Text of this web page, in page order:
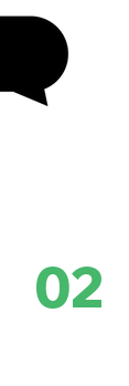
02